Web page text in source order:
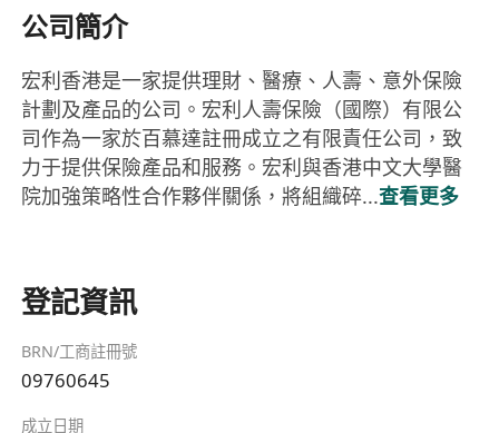
公司簡介
宏利香港是一家提供理財、醫療、人壽、意外保險
計劃及產品的公司。宏利人壽保險（國際）有限公
司作為一家於百慕達註冊成立之有限責任公司，致
力于提供保險產品和服務。宏利與香港中文大學醫
院加強策略性合作夥伴關係，將組織碎...查看更多
登記資訊
BRN/工商註冊號
09760645
成立日期